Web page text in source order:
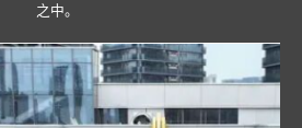
之中。